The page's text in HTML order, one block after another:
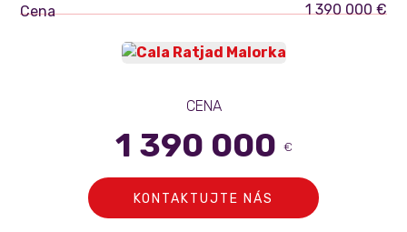
Cena 1 390 000 €
CENA
1 390 000 €
KONTAKTUJTE NÁS